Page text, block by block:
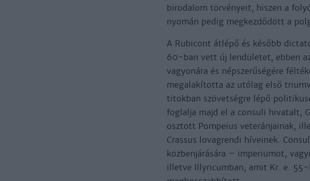
birodalom törvényeit, hiszen a
nyomán pedig megkezdődött a
A Rubicont átlépő és később
60-ban vett új lendületet, ebben
vagyonára és népszerűségére
megalakította az utólag első
titokban szövetségre lépő
foglalja majd el a consuli hivatalt,
osztott Pompeius veteránjainak,
Crassus lovagrendi híveinek.
közbenjárására – imperiumot,
illetve Illyricumban, amit Kr. e. 55-